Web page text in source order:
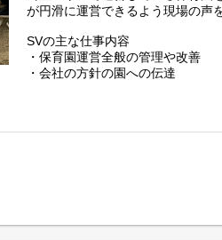
が円滑に運営できるよう現場の声
SVの主な仕事内容
・保育園運営全般の管理や改善
・会社の方針の園への伝達
・採用面接の対応
ます。他エリアのSVとも連携し